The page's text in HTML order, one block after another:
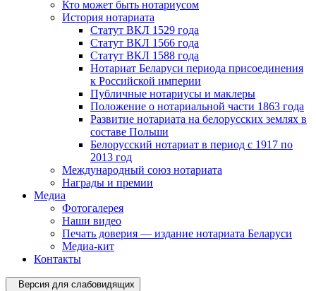
Кто может быть нотариусом
История нотариата
Статут ВКЛ 1529 года
Статут ВКЛ 1566 года
Статут ВКЛ 1588 года
Нотариат Беларуси периода присоединения
к Российской империи
Публичные нотариусы и маклеры
Положение о нотариальной части 1863 года
Развитие нотариата на белорусских землях в
составе Польши
Белорусский нотариат в период с 1917 по
2013 год
Международный союз нотариата
Награды и премии
Медиа
Фотогалерея
Наши видео
Печать доверия — издание нотариата Беларуси
Медиа-кит
Контакты
Версия для слабовидящих